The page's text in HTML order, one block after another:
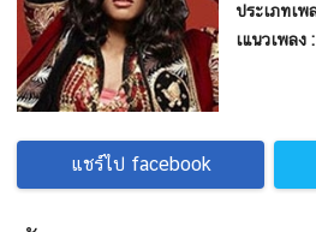
ประเภทเพ
เแนวเพลง :
แชร์ไป facebook